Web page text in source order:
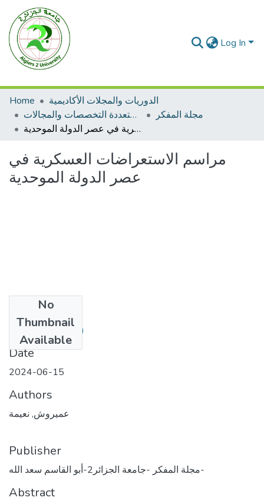
Log In
Home
الدوريات والمجلات الأكاديمية
مجلات متعددة التخصصات والمجالات
مجلة المفكر
مراسم الاستعراضات العسكرية في عصر الدولة الموحدية
مراسم الاستعراضات العسكرية في
عصر الدولة الموحدية
No
Thumbnail
Available
1.pdf(593.29 KB)
Date
2024-06-15
Authors
عميروش, نعيمة
Publisher
مجلة المفكر -جامعة الجزائر2-أبو القاسم سعد الله-
Abstract